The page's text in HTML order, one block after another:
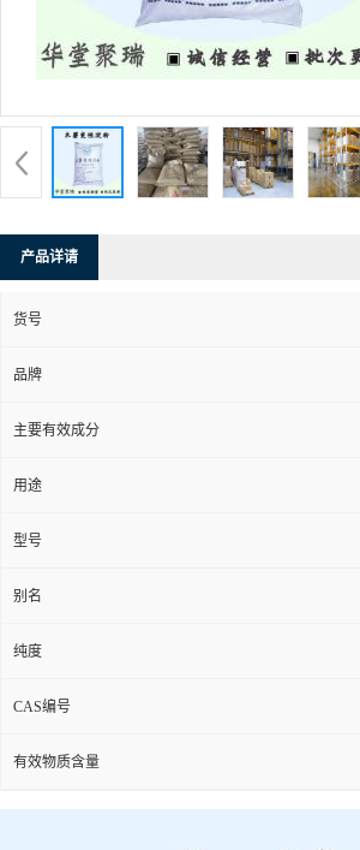
产品详请
货号
品牌
主要有效成分
用途
型号
别名
纯度
CAS编号
有效物质含量